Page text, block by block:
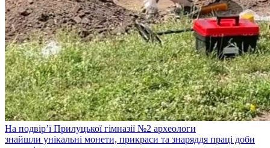
На подвір’ї Прилуцької гімназії №2 археологи
знайшли унікальні монети, прикраси та знаряддя праці доби